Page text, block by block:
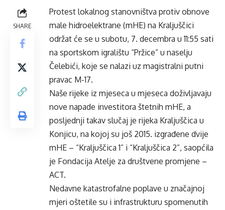
SHARE
Protest lokalnog stanovništva protiv obnove
male hidroelektrane (mHE) na Kraljuščici
održat će se u subotu, 7. decembra u 11:55 sati
na sportskom igralištu “Pržice” u naselju
Čelebići, koje se nalazi uz magistralni putni
pravac M-17.
Naše rijeke iz mjeseca u mjeseca doživljavaju
nove napade investitora štetnih mHE, a
posljednji takav slučaj je rijeka Kraljuščica u
Konjicu, na kojoj su još 2015. izgrađene dvije
mHE – “Kraljuščica 1” i “Kraljuščica 2”, saopćila
je Fondacija Atelje za društvene promjene –
ACT.
Nedavne katastrofalne poplave u značajnoj
mjeri oštetile su i infrastrukturu spomenutih